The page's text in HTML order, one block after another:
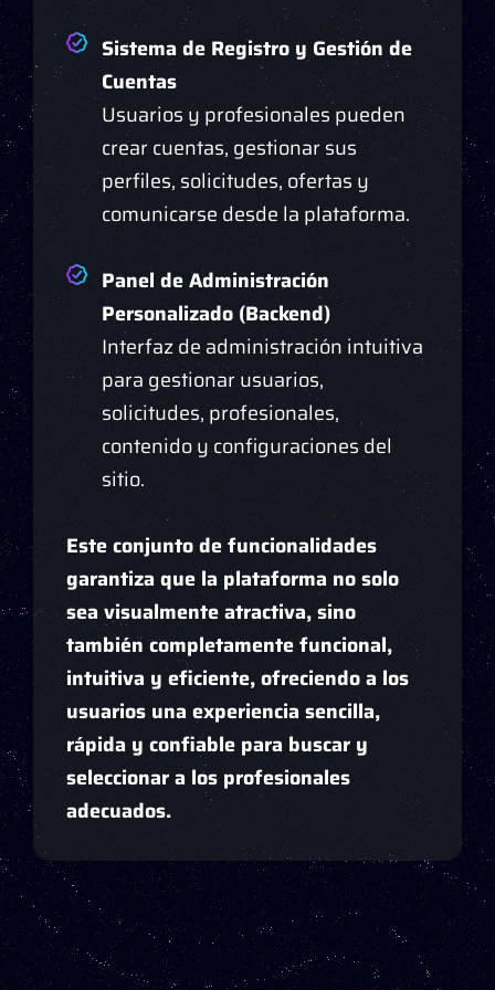
Sistema de Registro y Gestión de
Cuentas
Usuarios y profesionales pueden
crear cuentas, gestionar sus
perfiles, solicitudes, ofertas y
comunicarse desde la plataforma.
Panel de Administración
Personalizado (Backend)
Interfaz de administración intuitiva
para gestionar usuarios,
solicitudes, profesionales,
contenido y configuraciones del
sitio.
Este conjunto de funcionalidades
garantiza que la plataforma no solo
sea visualmente atractiva, sino
también completamente funcional,
intuitiva y eficiente, ofreciendo a los
usuarios una experiencia sencilla,
rápida y confiable para buscar y
seleccionar a los profesionales
adecuados.